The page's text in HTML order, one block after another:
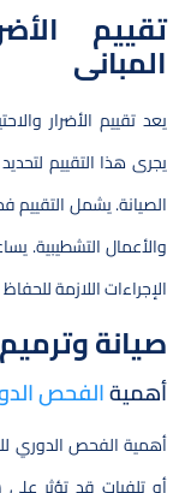
تقييم
المبانى
يعد تقييم الأضرار
يجرى هذا التقييم
الصيانة. يشمل التقييم
والأعمال التشطيبية.
الإجراءات اللازمة
صيانة
أهميةالفحص
أهمية الفحص الدوري